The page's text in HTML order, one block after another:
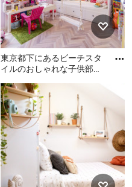
東京都下にあるビーチスタ
イルのおしゃれな子供部屋
東京都下にあるビーチスタ
イルのおしゃれな子供部屋
の写真